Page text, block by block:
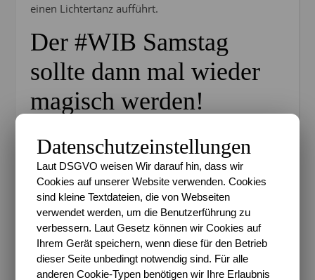
einen Lichtertanz aufführt.
Der #WIB Samstag
sollte dann mal wieder
magisch werden!
Nun war es inzwischen richtig kalt und man hörte
morgens das Knistern der Leitungen, wenn ein Zug
vorbei fuhr.
Datenschutzeinstellungen
Laut DSGVO weisen Wir darauf hin, dass wir
Cookies auf unserer Website verwenden. Cookies
sind kleine Textdateien, die von Webseiten
verwendet werden, um die Benutzerführung zu
verbessern. Laut Gesetz können wir Cookies auf
Ihrem Gerät speichern, wenn diese für den Betrieb
dieser Seite unbedingt notwendig sind. Für alle
anderen Cookie-Typen benötigen wir Ihre Erlaubnis